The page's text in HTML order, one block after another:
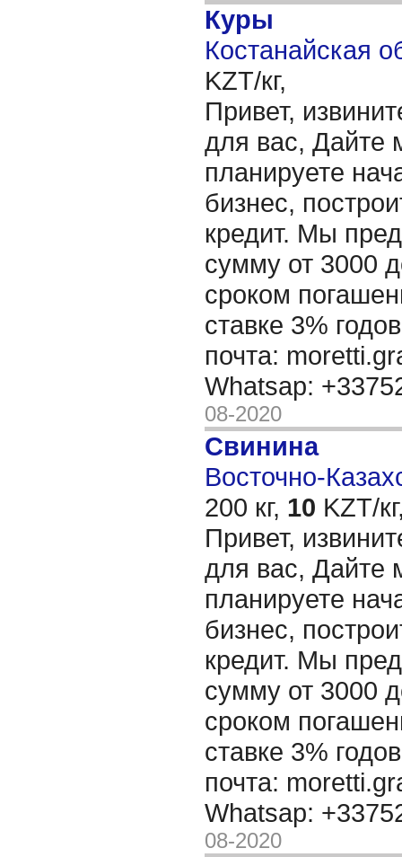
Куры
Костанайская
KZT/кг,
Привет,
для вас, Дайте
планируете
бизнес,
кредит. Мы
сумму от 3000
сроком
ставке 3%
почта:
Whatsap:
08-2020
Свинина
Восточно-
200 кг, 10 KZT/
Привет,
для вас, Дайте
планируете
бизнес,
кредит. Мы
сумму от 3000
сроком
ставке 3%
почта:
Whatsap:
08-2020